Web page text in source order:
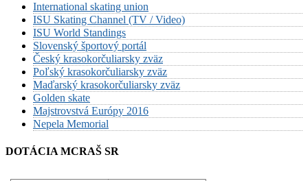
International skating union
ISU Skating Channel (TV / Video)
ISU World Standings
Slovenský športový portál
Český krasokorčuliarsky zväz
Poľský krasokorčuliarsky zväz
Maďarský krasokorčuliarsky zväz
Golden skate
Majstrovstvá Európy 2016
Nepela Memorial
DOTÁCIA MCRAŠ SR